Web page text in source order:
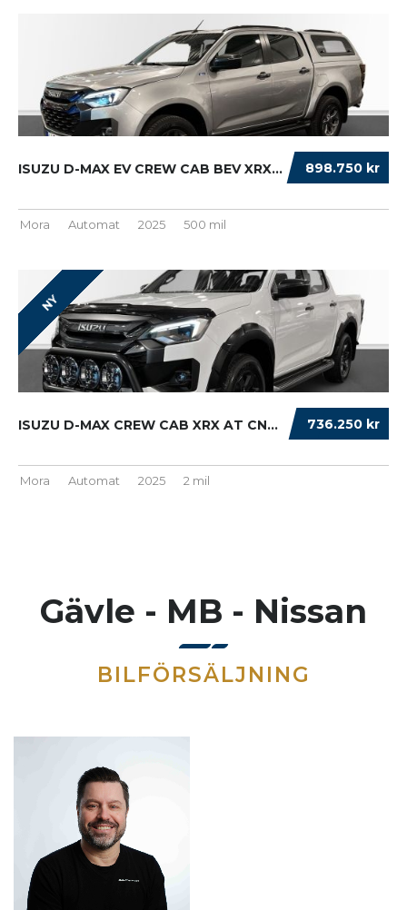
898.750 kr
ISUZU D-MAX EV CREW CAB BEV XRX...
Mora Automat 2025 500 mil
NY
736.250 kr
ISUZU D-MAX CREW CAB XRX AT CNG BAS WEBASTO ...
Mora Automat 2025 2 mil
Gävle - MB - Nissan
BILFÖRSÄLJNING